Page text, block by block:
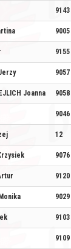
9143
9005
9155
9057
Joanna 9058
9046
12
9076
9120
9029
9103
9109